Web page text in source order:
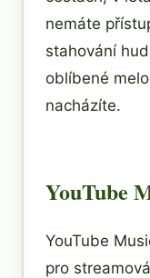
nemáte
stahování
oblíbené
nacházíte.
YouTube
YouTube
pro